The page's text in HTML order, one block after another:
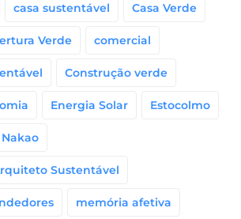
casa sustentável Casa Verde
Verde comercial
Construção verde
Energia Solar Estocolmo
Sustentável
memória afetiva